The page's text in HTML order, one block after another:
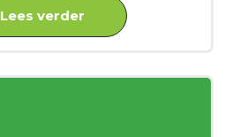
Lees verder